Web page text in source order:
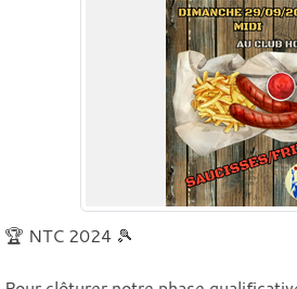
🏆 NTC 2024 🎾